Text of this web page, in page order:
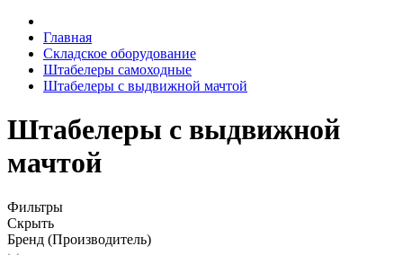
Главная
Складское оборудование
Штабелеры самоходные
Штабелеры с выдвижной мачтой
Штабелеры с выдвижной
мачтой
Фильтры
Скрыть
Бренд (Производитель)